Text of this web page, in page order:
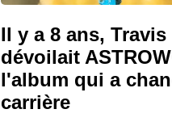
Il y a 8 ans,
dévoilait
l'album qui a
carrière